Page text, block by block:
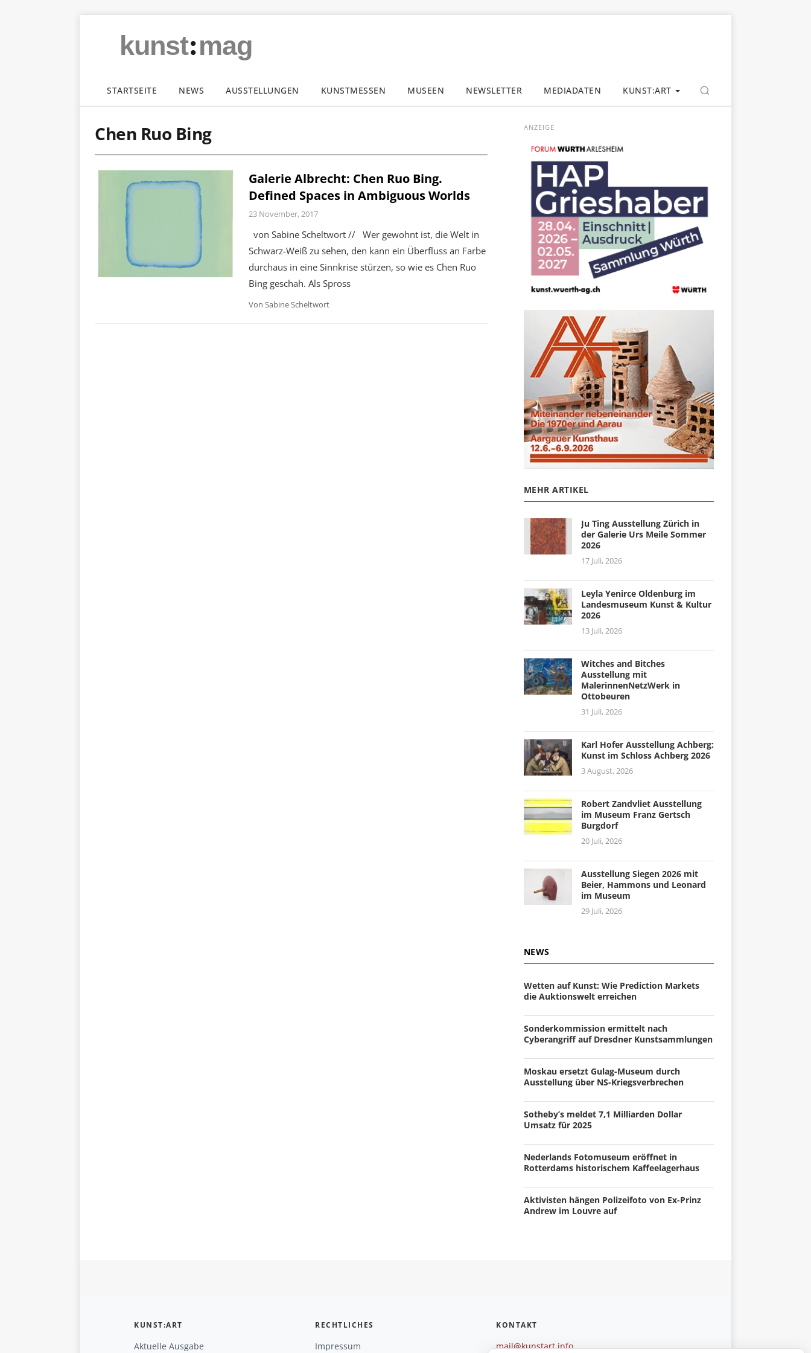
kunst:mag
STARTSEITE NEWS AUSSTELLUNGEN KUNSTMESSEN MUSEEN NEWSLETTER MEDIADATEN KUNST:ART
Chen Ruo Bing
Galerie Albrecht: Chen Ruo Bing.
Defined Spaces in Ambiguous Worlds
23 November, 2017
von Sabine Scheltwort // Wer gewohnt ist, die Welt in
Schwarz-Weiß zu sehen, den kann ein Überfluss an Farbe
durchaus in eine Sinnkrise stürzen, so wie es Chen Ruo
Bing geschah. Als Spross
Von Sabine Scheltwort
ANZEIGE
MEHR ARTIKEL
Ju Ting Ausstellung Zürich in
der Galerie Urs Meile Sommer
2026
17 Juli, 2026
Leyla Yenirce Oldenburg im
Landesmuseum Kunst & Kultur
2026
13 Juli, 2026
Witches and Bitches
Ausstellung mit
MalerinnenNetzWerk in
Ottobeuren
31 Juli, 2026
Karl Hofer Ausstellung Achberg:
Kunst im Schloss Achberg 2026
3 August, 2026
Robert Zandvliet Ausstellung
im Museum Franz Gertsch
Burgdorf
20 Juli, 2026
Ausstellung Siegen 2026 mit
Beier, Hammons und Leonard
im Museum
29 Juli, 2026
NEWS
Wetten auf Kunst: Wie Prediction Markets
die Auktionswelt erreichen
Sonderkommission ermittelt nach
Cyberangriff auf Dresdner Kunstsammlungen
Moskau ersetzt Gulag-Museum durch
Ausstellung über NS-Kriegsverbrechen
Sotheby’s meldet 7,1 Milliarden Dollar
Umsatz für 2025
Nederlands Fotomuseum eröffnet in
Rotterdams historischem Kaffeelagerhaus
Aktivisten hängen Polizeifoto von Ex-Prinz
Andrew im Louvre auf
KUNST:ART
Aktuelle Ausgabe
RECHTLICHES
Impressum
KONTAKT
mail@kunstart.info